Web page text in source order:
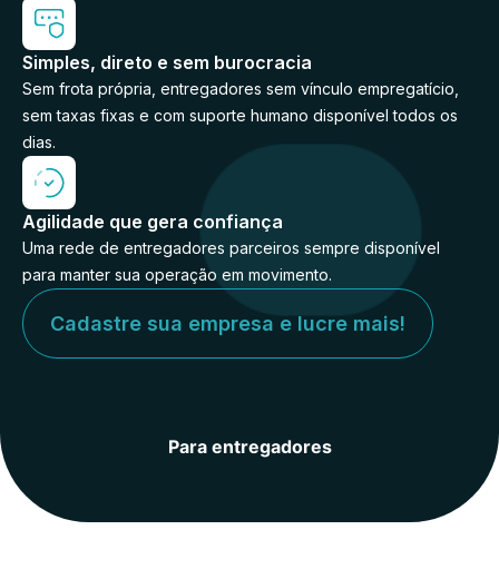
Para entregadores
Simples, direto e sem burocracia
Sem frota própria, entregadores sem vínculo empregatício,
sem taxas fixas e com suporte humano disponível todos os
dias.
Agilidade que gera confiança
Uma rede de entregadores parceiros sempre disponível
para manter sua operação em movimento.
Cadastre sua empresa e lucre mais!